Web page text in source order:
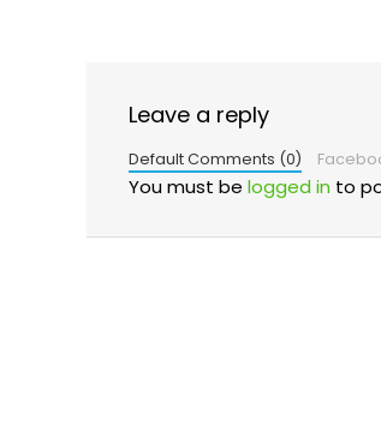
Leave a reply
Default Comments (0)
You must be logged in to